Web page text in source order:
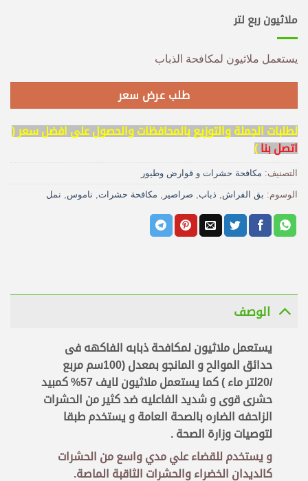
ملاثيون ربع لتر
يستعمل ملاثيون لمكافحة الذباب
طلب عرض سعر
لطلبات الجملة والتوزيع بالمحافظات والحصول على افضل سعر (
اتصل بنا )
التصنيف: مكافحة حشرات و قوارض وطيور
الوسوم: بق الفراش, ذباب, صراصير , مكافحة حشرات, ناموس, نمل
الوصف
يستعمل ملاثيون لمكافحة ذبابه الفاكهه فى
حدائق الموالح و المانجو بمعدل (100سم مربع
/20لتر ماء ) كما يستعمل ملاثيون لايف 57% كمبيد
حشرى قوى و شديد الفاعليه ضد كثير من الحشرات
الزاحفه الضاره بالصحة العامة و يستخدم طبقا
لتوصيات وزارة الصحة .
و يستخدم للقضاء علي مدي واسع من الحشرات
كالديدان الخضراء والحشرات الثاقبة الماصة.